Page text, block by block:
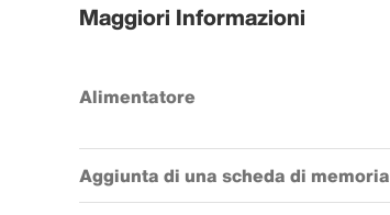
Maggiori Informazioni
Alimentatore
Aggiunta di una scheda di memoria